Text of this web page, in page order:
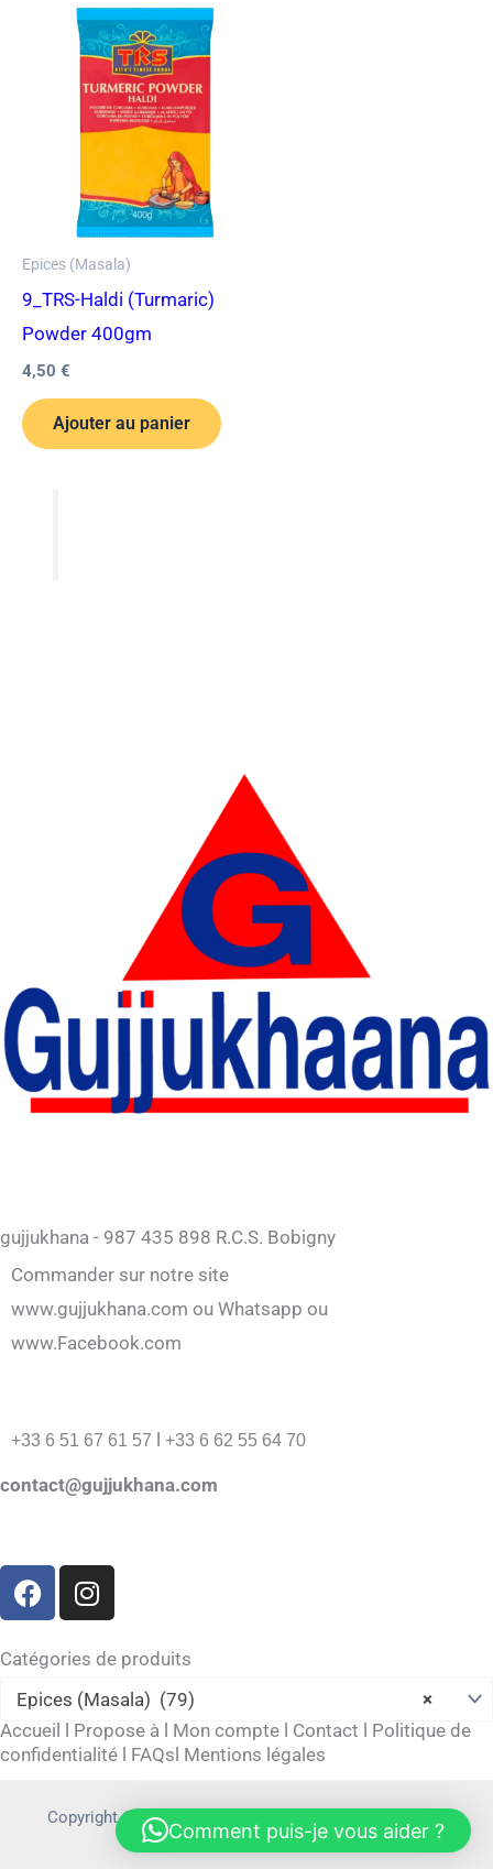
Epices (Masala)
9_TRS-Haldi (Turmaric)
Powder 400gm
4,50 €
Ajouter au panier
gujjukhana - 987 435 898 R.C.S. Bobigny
Commander sur notre site
www.gujjukhana.com ou Whatsapp ou
www.Facebook.com
+33 6 51 67 61 57 l +33 6 62 55 64 70
contact@gujjukhana.com
F
a
e
b
o
o
k
I
n
t
a
g
r
a
Catégories de produits
×
Epices (Masala) (79)
Accueil
Propose à Mon compte Contact
Politique de
confidentialité
FAQs Mentions légales
Copyright © 2026 gujjukhana.com | Powered by
Comment puis-je vous aider ?